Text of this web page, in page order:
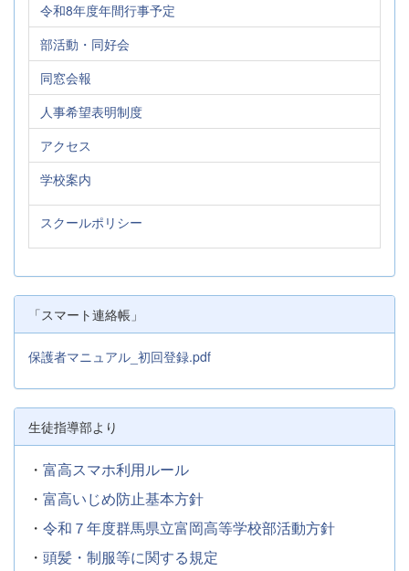
令和8年度年間行事予定
部活動・同好会
同窓会報
人事希望表明制度
アクセス
学校案内
スクールポリシー
「スマート連絡帳」
保護者マニュアル_初回登録.pdf
生徒指導部より
・ 富高スマホ利用ルール
・ 富高いじめ防止基本方針
・ 令和７年度群馬県立富岡高等学校部活動方針
・ 頭髪・制服等に関する規定